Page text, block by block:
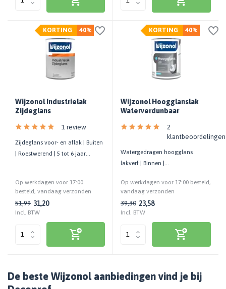
40%
KORTING
Wijzonol Industrielak
Zijdeglans
1 review
Zijdeglans voor- en aflak | Buiten
| Roestwerend | 5 tot 6 jaar
Op werkdagen voor 17:00
besteld, vandaag verzonden
51,99 31,20
Incl. BTW
40%
KORTING
Wijzonol Hoogglanslak
Waterverdunbaar
2
klantbeoordelingen
Watergedragen hoogglans
lakverf | Binnen |
stootvast
Op werkdagen voor 17:00 besteld,
vandaag verzonden
39,30 23,58
Incl. BTW
De beste Wijzonol aanbiedingen vind je bij